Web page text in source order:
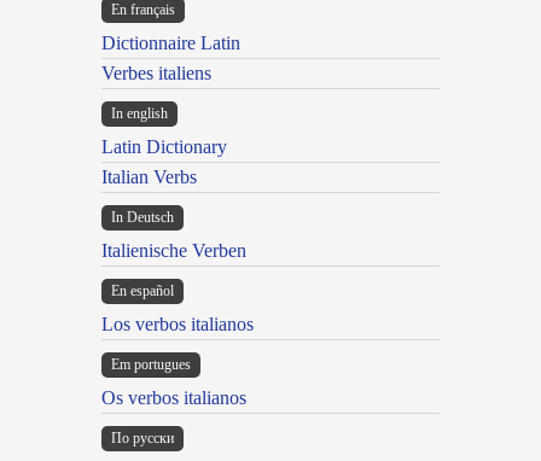
En français
Dictionnaire Latin
Verbes italiens
In english
Latin Dictionary
Italian Verbs
In Deutsch
Italienische Verben
En español
Los verbos italianos
Em portugues
Os verbos italianos
По русски